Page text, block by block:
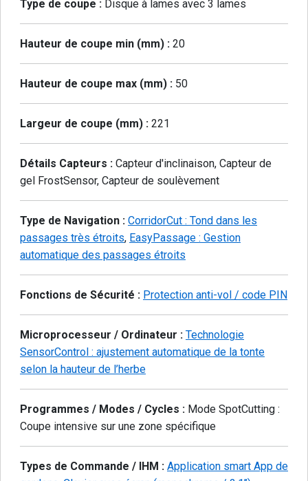
Type de coupe : Disque à lames avec 3 lames
Hauteur de coupe min (mm) : 20
Hauteur de coupe max (mm) : 50
Largeur de coupe (mm) : 221
Détails Capteurs : Capteur d'inclinaison, Capteur de
gel FrostSensor, Capteur de soulèvement
Type de Navigation : CorridorCut : Tond dans les
passages très étroits, EasyPassage : Gestion
automatique des passages étroits
Fonctions de Sécurité : Protection anti-vol / code PIN
Microprocesseur / Ordinateur : Technologie
SensorControl : ajustement automatique de la tonte
selon la hauteur de l’herbe
Programmes / Modes / Cycles : Mode SpotCutting :
Coupe intensive sur une zone spécifique
Types de Commande / IHM : Application smart App de